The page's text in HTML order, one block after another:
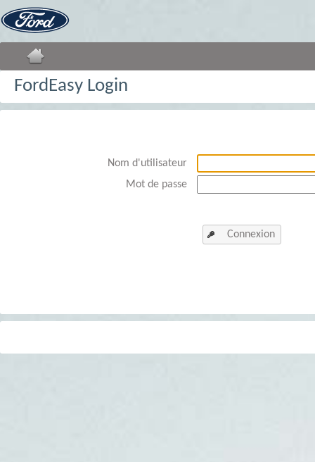
FordEasy Login
Nom d'utilisateur
Mot de passe
Connexion